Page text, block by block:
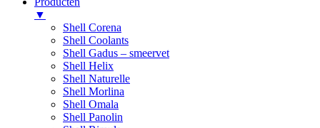
▼
Shell Corena
Shell Coolants
Shell Gadus – smeervet
Shell Helix
Shell Naturelle
Shell Morlina
Shell Omala
Shell Panolin